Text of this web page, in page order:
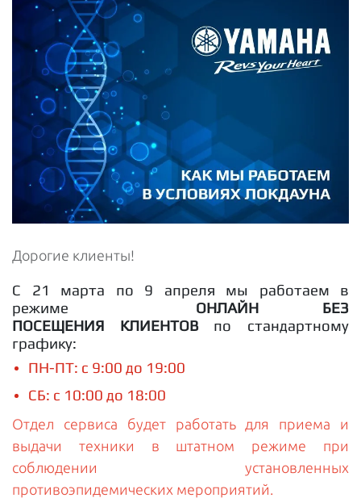
Дорогие клиенты!
С 21 марта по 9 апреля мы работаем в
режиме ОНЛАЙН БЕЗ
ПОСЕЩЕНИЯ КЛИЕНТОВпо стандартному
графику:
ПН-ПТ: с 9:00 до 19:00
СБ: с 10:00 до 18:00
Отдел сервиса будет работать для приема и
выдачи техники в штатном режиме при
соблюдении установленных
противоэпидемических мероприятий.